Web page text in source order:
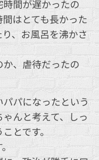
間が遅かったの
はとても長かった
、お風呂を沸かさ
、虐待だったの
パになったという
んと考えて、しっ
とです。